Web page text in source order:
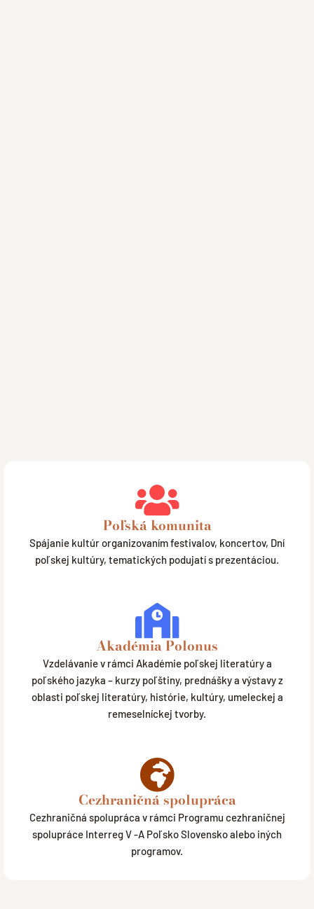
Poľská komunita
Spájanie kultúr organizovaním festivalov, koncertov, Dní
poľskej kultúry, tematických podujatí s prezentáciou.
Akadémia Polonus
Vzdelávanie v rámci Akadémie poľskej literatúry a
poľského jazyka – kurzy poľštiny, prednášky a výstavy z
oblasti poľskej literatúry, histórie, kultúry, umeleckej a
remeselníckej tvorby.
Cezhraničná spolupráca
Cezhraničná spolupráca v rámci Programu cezhraničnej
spolupráce Interreg V -A Poľsko Slovensko alebo iných
programov.